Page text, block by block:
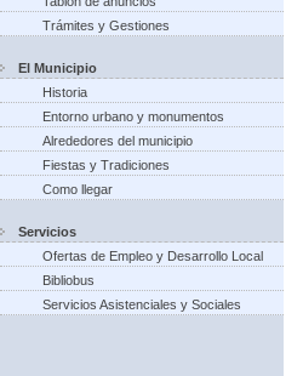
Trámites y Gestiones
El Municipio
Historia
Entorno urbano y monumentos
Alrededores del municipio
Fiestas y Tradiciones
Como llegar
Servicios
Ofertas de Empleo y Desarrollo Local
Bibliobus
Servicios Asistenciales y Sociales